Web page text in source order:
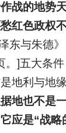
战的地势
红色政权
东与朱德
。]五大条
地利与地
地也不是
应是“战略